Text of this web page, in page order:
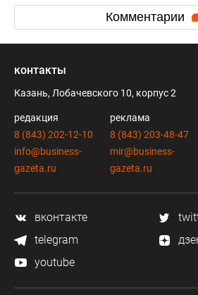
Комментарии
контакты
Казань, Лобачевского 10, корпус 2
редакция
8 (843) 202-12-10
info@business-
gazeta.ru
реклама
8 (843) 203-48-47
mir@business-
gazeta.ru
вконтакте
telegram
youtube